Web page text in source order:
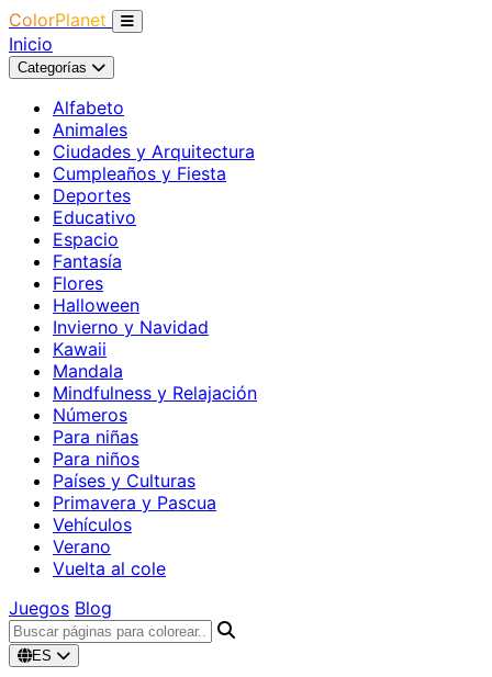
ColorPlanet
Inicio
Categorías
Alfabeto
Animales
Ciudades y Arquitectura
Cumpleaños y Fiesta
Deportes
Educativo
Espacio
Fantasía
Flores
Halloween
Invierno y Navidad
Kawaii
Mandala
Mindfulness y Relajación
Números
Para niñas
Para niños
Países y Culturas
Primavera y Pascua
Vehículos
Verano
Vuelta al cole
Juegos Blog
ES